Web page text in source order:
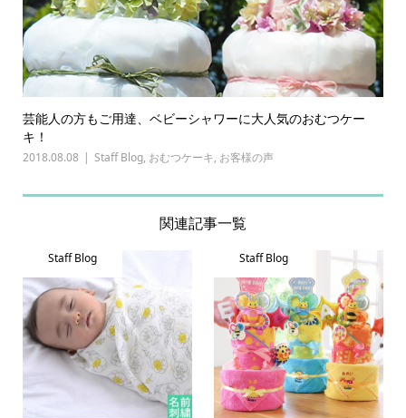
芸能人の方もご用達、ベビーシャワーに大人気のおむつケー
キ！
2018.08.08 Staff Blog, おむつケーキ, お客様の声
関連記事一覧
Staff Blog Staff Blog